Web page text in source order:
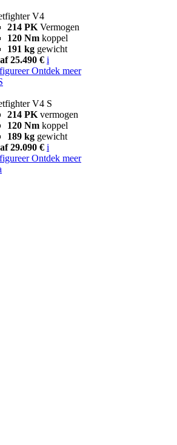
V4
214 PK Vermogen
120 Nm koppel
191 kg gewicht
25.490 € i
Ontdek meer
V4 S
214 PK vermogen
120 Nm koppel
189 kg gewicht
29.090 € i
Ontdek meer